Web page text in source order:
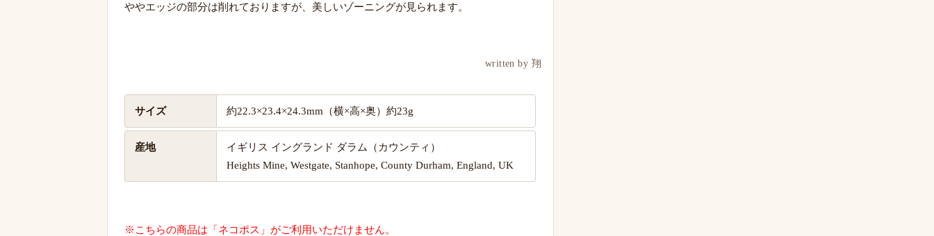
ややエッジの部分は削れておりますが、美しいゾーニングが見られます。
written by 翔
サイズ 約22.3×23.4×24.3mm（横×高×奥）約23g
産地
イギリス イングランド ダラム（カウンティ）
Heights Mine, Westgate, Stanhope, County Durham, England, UK
※こちらの商品は「ネコポス」がご利用いただけません。